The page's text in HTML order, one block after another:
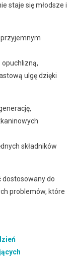
staje się młodsze i
opuchlizną,
ulgę dzięki
składników
dostosowany do
problemów, które